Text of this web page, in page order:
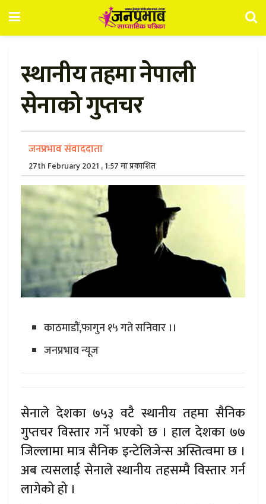
स्थानीय तहमा नेपाली
सेनाको गुप्तचर
जनप्रभाव संवाददाता
27th February 2021 , 1:57 मा प्रकाशित
काठमाडौं,फागुन १५ गते सनिवार ।।
जनप्रभाव न्यूज
सेनाले देशका ७५३ वटै स्थानीय तहमा सैनिक
गुप्तचर विस्तार गर्ने भएको छ । हाल देशका ७७
जिल्लामा मात्र सैनिक इन्टेलिजेन्स अस्तित्वमा छ ।
अब त्यसलाई सेनाले स्थानीय तहसम्मै विस्तार गर्न
लागेको हो ।